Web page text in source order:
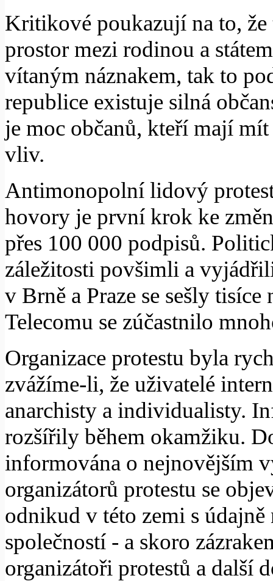
Kritikové poukazují na to,
prostor mezi rodinou a
vítaným náznakem, tak to
republice existuje silná
je moc občanů, kteří mají
vliv.
Antimonopolní lidový
hovory je první krok ke
přes 100 000 podpisů.
záležitosti povšimli a
v Brně a Praze se sešly
Telecomu se zúčastnilo
Organizace protestu byla
zvážíme-li, že uživatelé
anarchisty a individualisty.
rozšířily během okamžiku.
informována o nejnovějším
organizátorů protestu se
odnikud v této zemi s
společností - a skoro
organizátoři protestů a další